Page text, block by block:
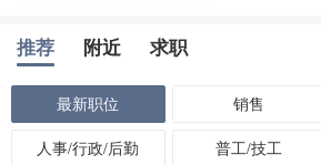
推荐 附近 求职
最新职位 销售
人事/行政/后勤 普工/技工